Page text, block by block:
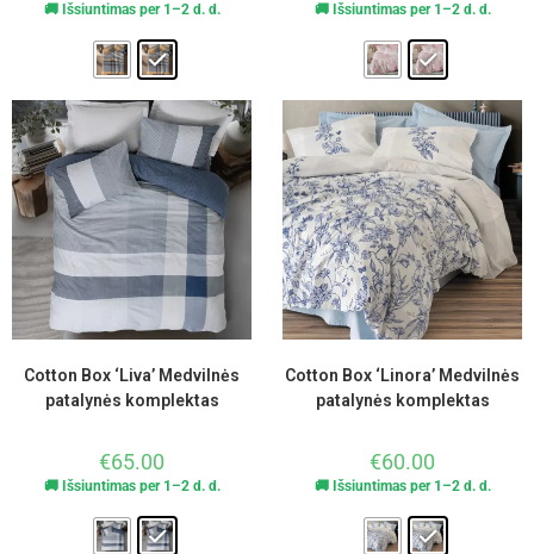
🚚 Išsiuntimas per 1–2 d. d. 🚚 Išsiuntimas per 1–2 d. d.
Cotton Box ‘Liva’ Medvilnės
patalynės komplektas
€65.00
🚚 Išsiuntimas per 1–2 d. d.
Cotton Box ‘Linora’ Medvilnės
patalynės komplektas
€60.00
🚚 Išsiuntimas per 1–2 d. d.